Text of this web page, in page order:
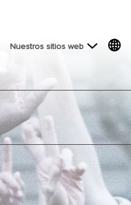
Nuestros sitios web